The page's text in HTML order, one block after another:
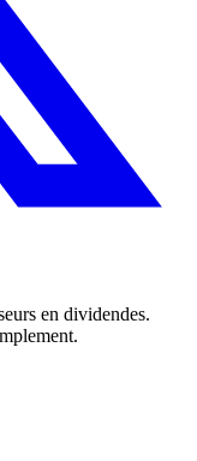
en dividendes.